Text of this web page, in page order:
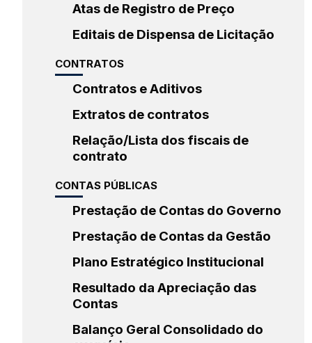
Atas de Registro de Preço
Editais de Dispensa de Licitação
CONTRATOS
Contratos e Aditivos
Extratos de contratos
Relação/Lista dos fiscais de
contrato
CONTAS PÚBLICAS
Prestação de Contas do Governo
Prestação de Contas da Gestão
Plano Estratégico Institucional
Resultado da Apreciação das
Contas
Balanço Geral Consolidado do